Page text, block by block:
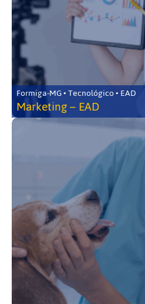
Formiga-MG • Tecnológico • EAD
Marketing – EAD